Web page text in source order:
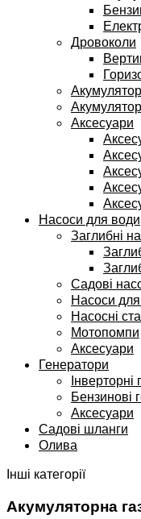
Дровоколи
Аксесуари
Насоси для води
Заглибні
Садові
Насоси
Насосні
Мотопомпи
Аксесуари
Генератори
Інверторні
Бензинові
Аксесуари
Садові шланги
Олива
Інші категорії
Акумуляторна